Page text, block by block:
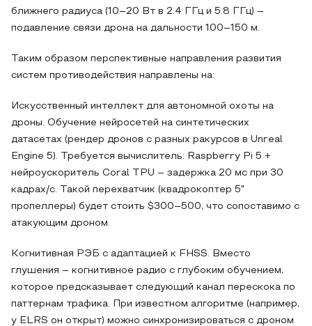
ближнего радиуса (10–20 Вт в 2.4 ГГц и 5.8 ГГц) –
подавление связи дрона на дальности 100–150 м.
Таким образом перспективные направления развития
систем противодействия направлены на:
Искусственный интеллект для автономной охоты на
дроны. Обучение нейросетей на синтетических
датасетах (рендер дронов с разных ракурсов в Unreal
Engine 5). Требуется вычислитель: Raspberry Pi 5 +
нейроускоритель Coral TPU – задержка 20 мс при 30
кадрах/с. Такой перехватчик (квадрокоптер 5"
пропеллеры) будет стоить $300–500, что сопоставимо с
атакующим дроном.
Когнитивная РЭБ с адаптацией к FHSS. Вместо
глушения – когнитивное радио с глубоким обучением,
которое предсказывает следующий канал перескока по
паттернам трафика. При известном алгоритме (например,
у ELRS он открыт) можно синхронизироваться с дроном